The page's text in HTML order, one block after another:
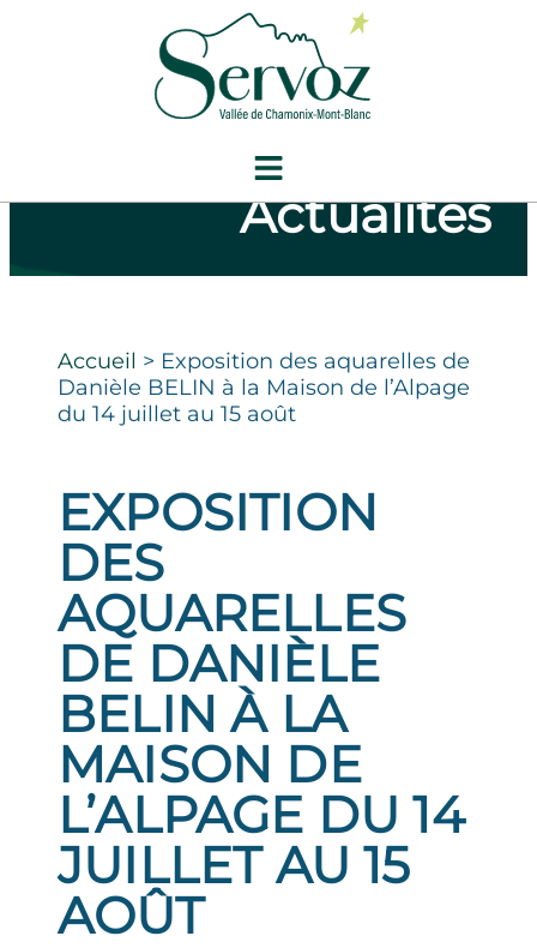
Actualités
Accueil > Exposition des aquarelles de
Danièle BELIN à la Maison de l’Alpage
du 14 juillet au 15 août
EXPOSITION
DES
AQUARELLES
DE DANIÈLE
BELIN À LA
MAISON DE
L’ALPAGE DU 14
JUILLET AU 15
AOÛT